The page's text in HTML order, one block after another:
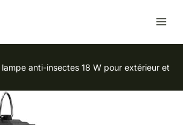
lampe anti-insectes 18 W pour extérieur et